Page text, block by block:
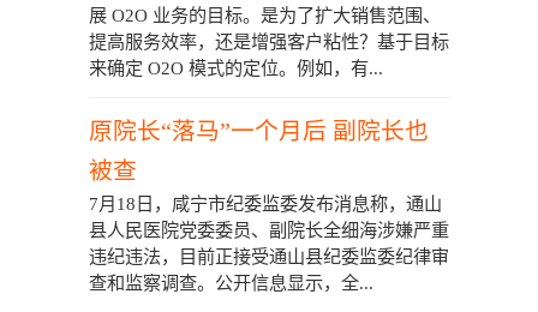
展 O2O 业务的目标。是为了扩大销售范围、
提高服务效率，还是增强客户粘性？基于目标
来确定 O2O 模式的定位。例如，有...
原院长“落马”一个月后 副院长也
被查
7月18日，咸宁市纪委监委发布消息称，通山
县人民医院党委委员、副院长全细海涉嫌严重
违纪违法，目前正接受通山县纪委监委纪律审
查和监察调查。公开信息显示，全...